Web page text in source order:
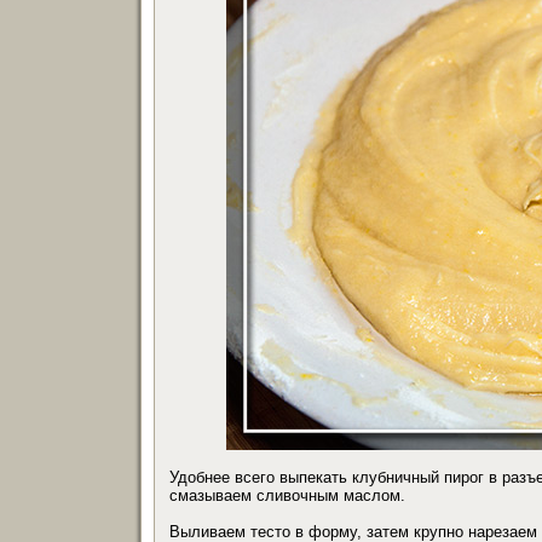
Удобнее всего выпекать клубничный пирог в
смазываем сливочным маслом.
Выливаем тесто в форму, затем крупно